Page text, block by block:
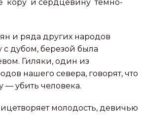
кору и сердцевину темно-
и ряда других народов
с дубом, березой была
Гиляки, один из
нашего севера, говорят, что
— убить человека.
молодость, девичью